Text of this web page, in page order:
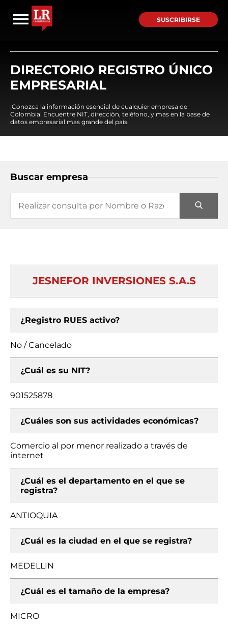
SUSCRIBIRSE
DIRECTORIO REGISTRO ÚNICO
EMPRESARIAL
¡Conozca la información esencial de cualquier empresa de
Colombia! Encuentre NIT, dirección, teléfono, y mas en la base de
datos empresarial mas grande del país.
Buscar empresa
JESNEFOR INVERSIONES S.A.S
¿Registro RUES activo?
No / Cancelado
¿Cuál es su NIT?
901525878
¿Cuáles son sus actividades económicas?
Comercio al por menor realizado a través de
internet
¿Cuál es el departamento en el que se
registra?
ANTIOQUIA
¿Cuál es la ciudad en el que se registra?
MEDELLIN
¿Cuál es el tamaño de la empresa?
MICRO